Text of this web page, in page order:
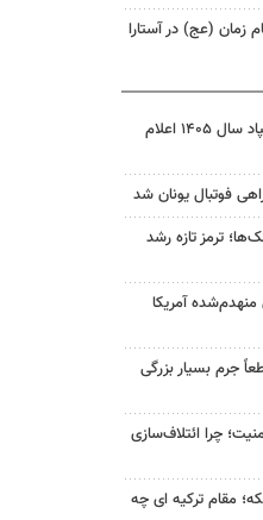
زمان (عج) در آستارا
نتیجه آزمون ورودی سمپاد سال ۱۴۰۵ اعلام
فوتبال یونان شد
ترمز تازه رشد
منهدم‌شده آمریکا
جرم بسیار بزرگی
چرا ائتلاف‌سازی
مقام ترکیه ای چه